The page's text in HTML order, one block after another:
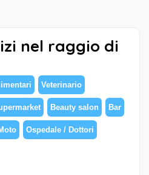
nel raggio di
Veterinario
Beauty salon Bar
Ospedale / Dottori